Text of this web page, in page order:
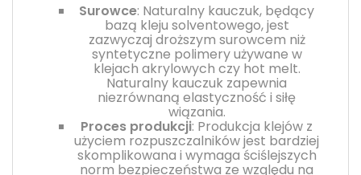
Surowce: Naturalny kauczuk, będący
bazą kleju solventowego, jest
zazwyczaj droższym surowcem niż
syntetyczne polimery używane w
klejach akrylowych czy hot melt.
Naturalny kauczuk zapewnia
niezrównaną elastyczność i siłę
wiązania.
Proces produkcji: Produkcja klejów z
użyciem rozpuszczalników jest bardziej
skomplikowana i wymaga ściślejszych
norm bezpieczeństwa ze względu na